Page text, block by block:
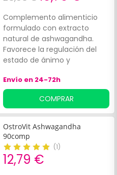
nerviosismo. Indicado para
mejorar el rendimiento físico
y mental.
Complemento alimenticio
formulado con extracto
natural de ashwagandha.
Favorece la regulación del
estado de ánimo y
desempeño físico. Sus
ingredientes tienen
propiedades:Equilibrantes.
Relajantes.
Envío en 24-72h
COMPRAR
OstroVit Ashwagandha
90comp
(1)
12,79 €